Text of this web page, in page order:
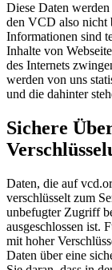
Diese Daten
den VCD also nicht
Informationen sind
Inhalte von
des Internets
werden von uns
und die dahinter
Sichere
Daten, die auf
verschlüsselt zum
unbefugter Zugriff
ausgeschlossen ist.
mit hoher
Daten über eine